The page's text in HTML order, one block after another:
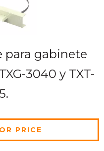
para gabinete
3040 y TXT-